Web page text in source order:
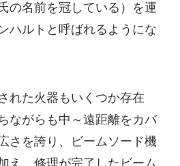
の名前を冠している）を運
ハルトと呼ばれるようにな
れた火器もいくつか存在
ながらも中～遠距離をカバ
さを誇り、ビームソード機